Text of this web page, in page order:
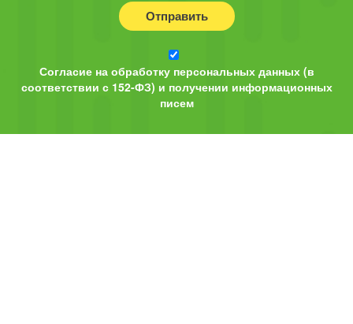
Отправить
Согласие на обработку персональных данных (в
соответствии с 152-ФЗ) и получении информационных
писем